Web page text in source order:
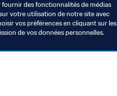
des fonctionnalités de médias
votre utilisation de notre site avec
vos préférences en cliquant sur les
de vos données personnelles.